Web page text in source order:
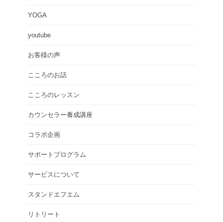
YOGA
youtube
お客様の声
こころのお話
こころのレッスン
カウンセラー養成講座
コラボ企画
サポートプログラム
サービスについて
スタンドエフエム
リトリート